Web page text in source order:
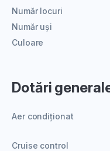
Număr locuri
Număr uși
Culoare
Dotări
Aer condiționat
Cruise control